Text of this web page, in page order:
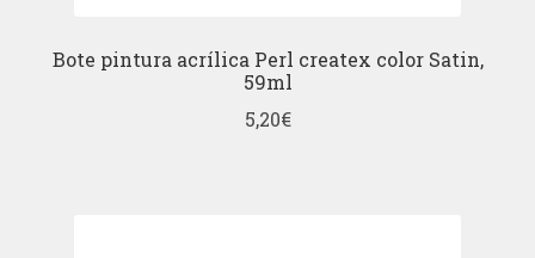
Bote pintura acrílica Perl createx color Satin,
59ml
5,20€